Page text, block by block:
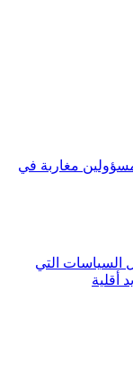
مغاربة في
السياسات التي
أقلية